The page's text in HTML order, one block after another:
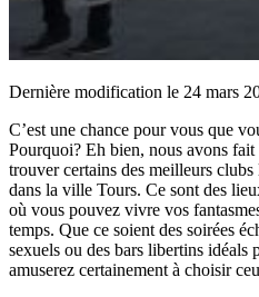
Dernière modification le 24 mars
C’est une chance pour vous que
Pourquoi? Eh bien, nous avons
trouver certains des meilleurs
dans la ville Tours. Ce sont des
où vous pouvez vivre vos
temps. Que ce soient des soirées
sexuels ou des bars libertins idéals
amuserez certainement à choisir